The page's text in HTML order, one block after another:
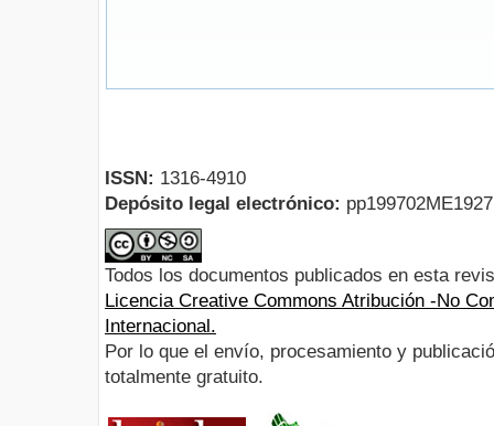
ISSN: 1316-4910
Depósito legal electrónico:
Todos los documentos publicados en esta
Licencia Creative Commons Atribución -No
Internacional.
Por lo que el envío, procesamiento y
totalmente gratuito.